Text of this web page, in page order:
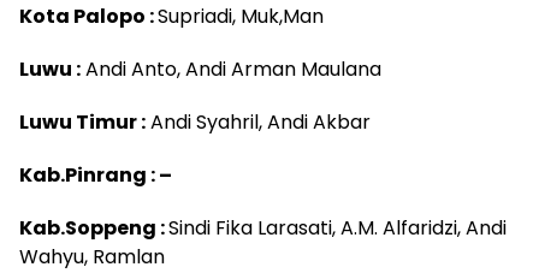
Kota Palopo :Supriadi, Muk,Man
Luwu :Andi Anto, Andi Arman Maulana
Luwu Timur :Andi Syahril, Andi Akbar
Kab.Pinrang : –
Kab.Soppeng :Sindi Fika Larasati, A.M. Alfaridzi, Andi
Wahyu, Ramlan